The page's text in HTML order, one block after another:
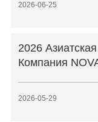
2026-06-25
2026
Компания
2026-05-29